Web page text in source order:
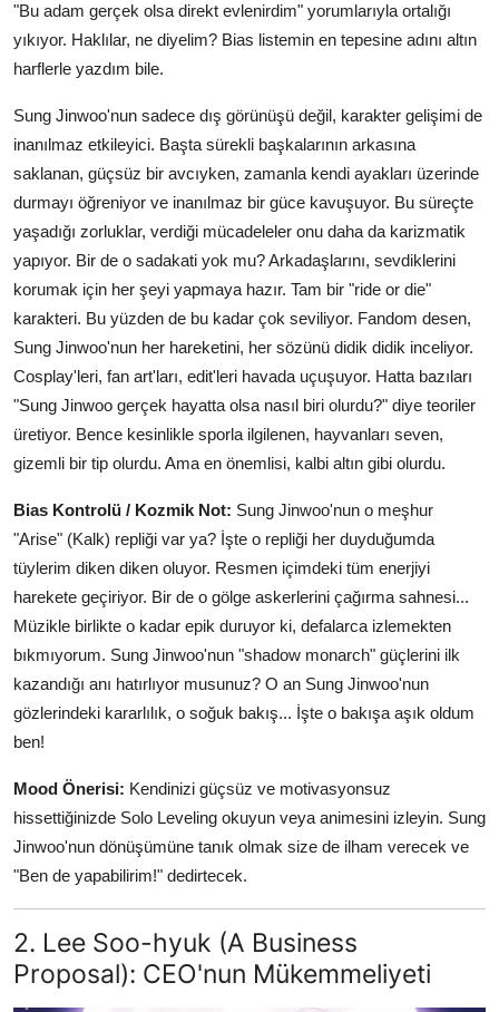
"Bu adam gerçek olsa direkt evlenirdim" yorumlarıyla ortalığı
yıkıyor. Haklılar, ne diyelim? Bias listemin en tepesine adını altın
harflerle yazdım bile.
Sung Jinwoo'nun sadece dış görünüşü değil, karakter gelişimi de
inanılmaz etkileyici. Başta sürekli başkalarının arkasına
saklanan, güçsüz bir avcıyken, zamanla kendi ayakları üzerinde
durmayı öğreniyor ve inanılmaz bir güce kavuşuyor. Bu süreçte
yaşadığı zorluklar, verdiği mücadeleler onu daha da karizmatik
yapıyor. Bir de o sadakati yok mu? Arkadaşlarını, sevdiklerini
korumak için her şeyi yapmaya hazır. Tam bir "ride or die"
karakteri. Bu yüzden de bu kadar çok seviliyor. Fandom desen,
Sung Jinwoo'nun her hareketini, her sözünü didik didik inceliyor.
Cosplay'leri, fan art'ları, edit'leri havada uçuşuyor. Hatta bazıları
"Sung Jinwoo gerçek hayatta olsa nasıl biri olurdu?" diye teoriler
üretiyor. Bence kesinlikle sporla ilgilenen, hayvanları seven,
gizemli bir tip olurdu. Ama en önemlisi, kalbi altın gibi olurdu.
Bias Kontrolü / Kozmik Not: Sung Jinwoo'nun o meşhur
"Arise" (Kalk) repliği var ya? İşte o repliği her duyduğumda
tüylerim diken diken oluyor. Resmen içimdeki tüm enerjiyi
harekete geçiriyor. Bir de o gölge askerlerini çağırma sahnesi...
Müzikle birlikte o kadar epik duruyor ki, defalarca izlemekten
bıkmıyorum. Sung Jinwoo'nun "shadow monarch" güçlerini ilk
kazandığı anı hatırlıyor musunuz? O an Sung Jinwoo'nun
gözlerindeki kararlılık, o soğuk bakış... İşte o bakışa aşık oldum
ben!
Mood Önerisi: Kendinizi güçsüz ve motivasyonsuz
hissettiğinizde Solo Leveling okuyun veya animesini izleyin. Sung
Jinwoo'nun dönüşümüne tanık olmak size de ilham verecek ve
"Ben de yapabilirim!" dedirtecek.
2. Lee Soo-hyuk (A Business
Proposal): CEO'nun Mükemmeliyeti